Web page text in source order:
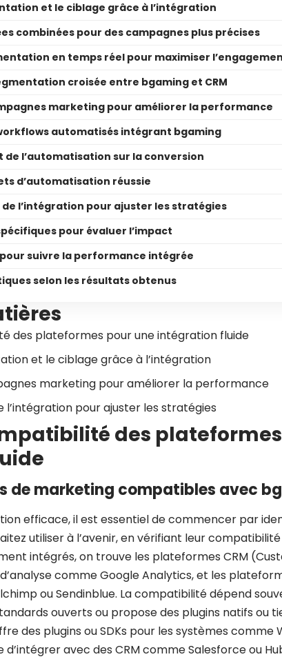
et le ciblage grâce à l’intégration
combinées pour des campagnes plus précises
en temps réel pour maximiser
croisée entre bgaming et CRM
marketing pour améliorer la performance
automatisés intégrant bgaming
de l’automatisation sur la conversion
d’automatisation réussie
l’intégration pour ajuster les stratégies
pour évaluer l’impact
pour suivre la performance intégrée
selon les résultats obtenus
des plateformes pour une intégration fluide
et le ciblage grâce à l’intégration
marketing pour améliorer la performance
l’intégration pour ajuster les stratégies
des
de marketing compatibles avec
efficace, il est essentiel de commencer par
utiliser à l’avenir, en vérifiant leur
intégrés, on trouve les plateformes CRM
comme Google Analytics, et les
ou Sendinblue. La compatibilité dépend
ouverts ou propose des plugins natifs ou
des plugins ou SDKs pour les systèmes comme
d’intégrer avec des CRM comme Salesforce ou